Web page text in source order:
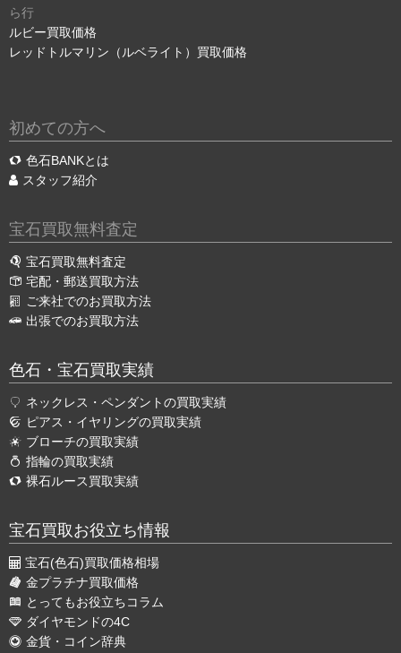
ら行
ルビー買取価格
レッドトルマリン（ルベライト）買取価格
初めての方へ
色石BANKとは
スタッフ紹介
宝石買取無料査定
宝石買取無料査定
宅配・郵送買取方法
ご来社でのお買取方法
出張でのお買取方法
色石・宝石買取実績
ネックレス・ペンダントの買取実績
ピアス・イヤリングの買取実績
ブローチの買取実績
指輪の買取実績
裸石ルース買取実績
宝石買取お役立ち情報
宝石(色石)買取価格相場
金プラチナ買取価格
とってもお役立ちコラム
ダイヤモンドの4C
金貨・コイン辞典